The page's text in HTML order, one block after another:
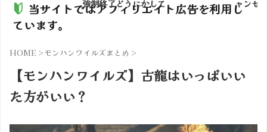
強制終了どうにかして
ャンセル
当サイトではアフィリエイト広告を利用し
ています。
HOME >モンハンワイルズまとめ >
【モンハンワイルズ】古龍はいっぱいい
た方がいい？